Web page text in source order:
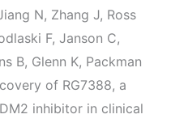
N, Zhang J, Ross
F, Janson C,
B, Glenn K, Packman
of RG7388, a
inhibitor in clinical